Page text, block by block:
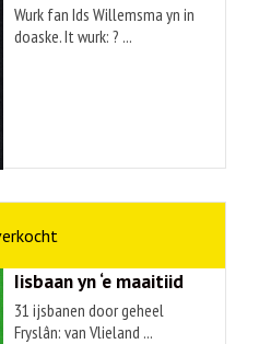
Wurk fan Ids Willemsma yn in
doaske. It wurk: ? ...
Iisbaan yn ‘e maaitiid
31 ijsbanen door geheel
Fryslân: van Vlieland ...